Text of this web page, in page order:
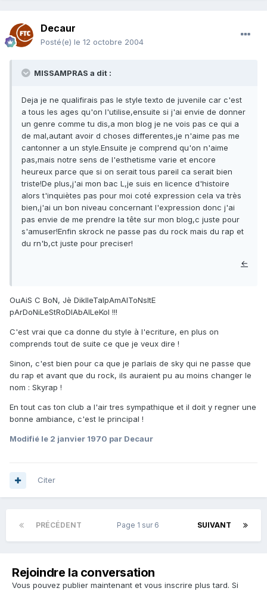
Decaur
Posté(e) le 12 octobre 2004
MISSAMPRAS a dit :
Deja je ne qualifirais pas le style texto de juvenile car c'est
a tous les ages qu'on l'utilise,ensuite si j'ai envie de donner
un genre comme tu dis,a mon blog je ne vois pas ce qui a
de mal,autant avoir d choses differentes,je n'aime pas me
cantonner a un style.Ensuite je comprend qu'on n'aime
pas,mais notre sens de l'esthetisme varie et encore
heureux parce que si on serait tous pareil ca serait bien
triste!De plus,j'ai mon bac L,je suis en licence d'histoire
alors t'inquiètes pas pour moi coté expression cela va très
bien,j'ai un bon niveau concernant l'expression donc j'ai
pas envie de me prendre la tête sur mon blog,c juste pour
s'amuser!Enfin skrock ne passe pas du rock mais du rap et
du rn'b,ct juste pour preciser!
←
OuAiS C BoN, Jè DikIleTaIpAmAlToNsItE
pArDoNiLeStRoDlAbAlLeKoI !!!
C'est vrai que ca donne du style à l'ecriture, en plus on
comprends tout de suite ce que je veux dire !
Sinon, c'est bien pour ca que je parlais de sky qui ne passe que
du rap et avant que du rock, ils auraient pu au moins changer le
nom : Skyrap !
En tout cas ton club a l'air tres sympathique et il doit y regner une
bonne ambiance, c'est le principal !
Modifié le 2 janvier 1970 par Decaur
Citer
PRÉCÉDENT SUIVANT
Page 1 sur 6
Rejoindre la conversation
Vous pouvez publier maintenant et vous inscrire plus tard. Si